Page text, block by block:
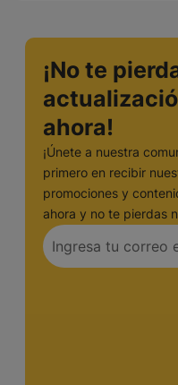
¡No te
ahora!
¡Únete a nuestra
primero en recibir
promociones y
ahora y no te pierdas